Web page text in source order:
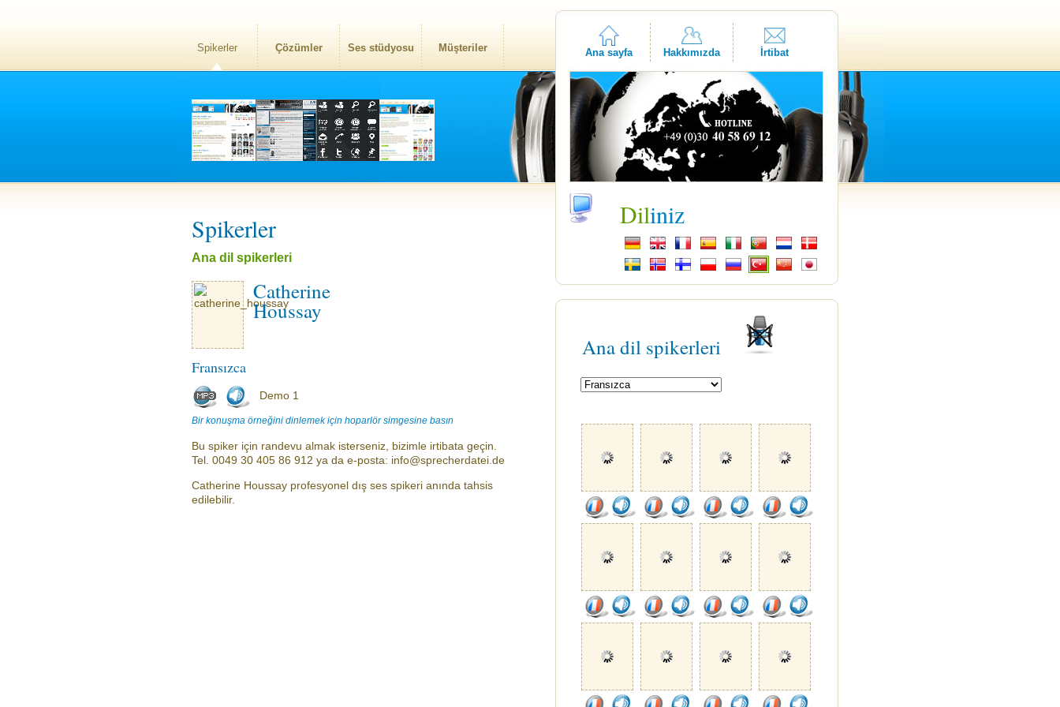
Spikerler Çözümler Ses stüdyosu Müşteriler Ana sayfa Hakkımızda İrtibat
Spikerler
Ana dil spikerleri
Catherine
Houssay
Fransızca
Demo 1
Bir konuşma örneğini dinlemek için hoparlör simgesine basın
Bu spiker için randevu almak isterseniz, bizimle irtibata geçin.
Tel. 0049 30 405 86 912 ya da e-posta: info@sprecherdatei.de
Catherine Houssay profesyonel dış ses spikeri anında tahsis
edilebilir.
Diliniz
Ana dil spikerleri